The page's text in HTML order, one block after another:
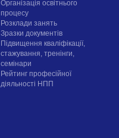
Організація освітнього
процесу
Розклади занять
Зразки документів
Підвищення кваліфікації,
стажування, тренінги,
семінари
Рейтинг професійної
діяльності НПП